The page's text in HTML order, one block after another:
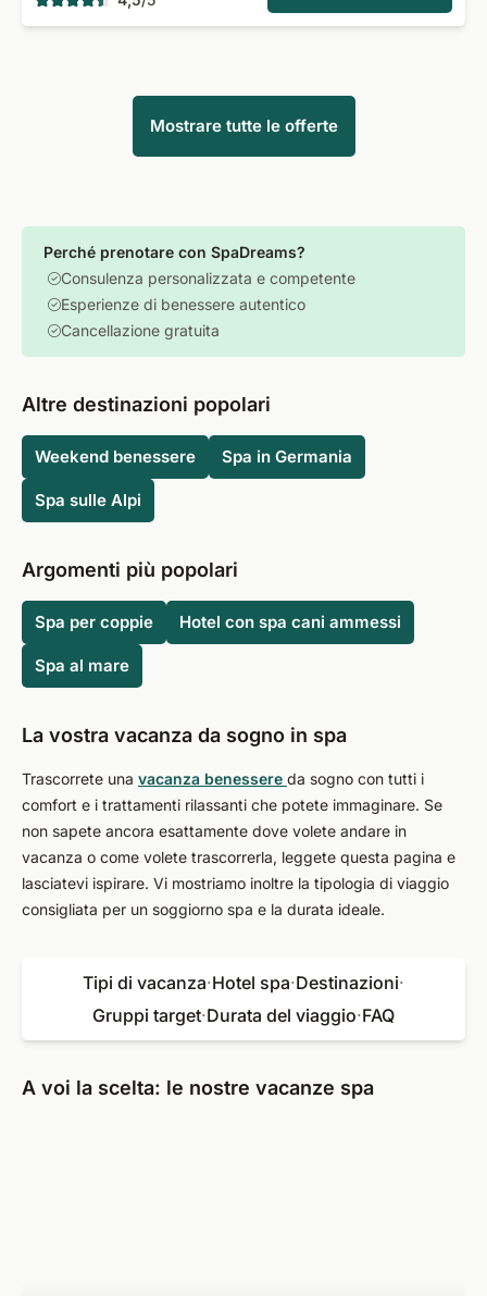
Mostrare tutte le offerte
Perché prenotare con SpaDreams?
Consulenza personalizzata e competente
Esperienze di benessere autentico
Cancellazione gratuita
Altre destinazioni popolari
Weekend benessere Spa in Germania
Spa sulle Alpi
Argomenti più popolari
Spa per coppie Hotel con spa cani ammessi
Spa al mare
La vostra vacanza da sogno in spa
Trascorrete una vacanza benessere da sogno con tutti i
comfort e i trattamenti rilassanti che potete immaginare. Se
non sapete ancora esattamente dove volete andare in
vacanza o come volete trascorrerla, leggete questa pagina e
lasciatevi ispirare. Vi mostriamo inoltre la tipologia di viaggio
consigliata per un soggiorno spa e la durata ideale.
Tipi di vacanza·Hotel spa·Destinazioni·
Gruppi target·Durata del viaggio·FAQ
A voi la scelta: le nostre vacanze spa